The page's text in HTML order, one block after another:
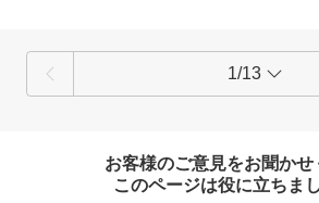
1/13
お客様のご意見をお聞かせ
このページは役に立ちま